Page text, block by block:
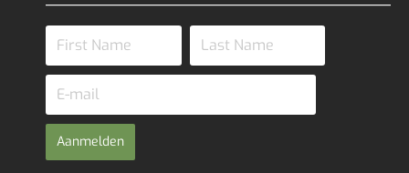
Aanmelden